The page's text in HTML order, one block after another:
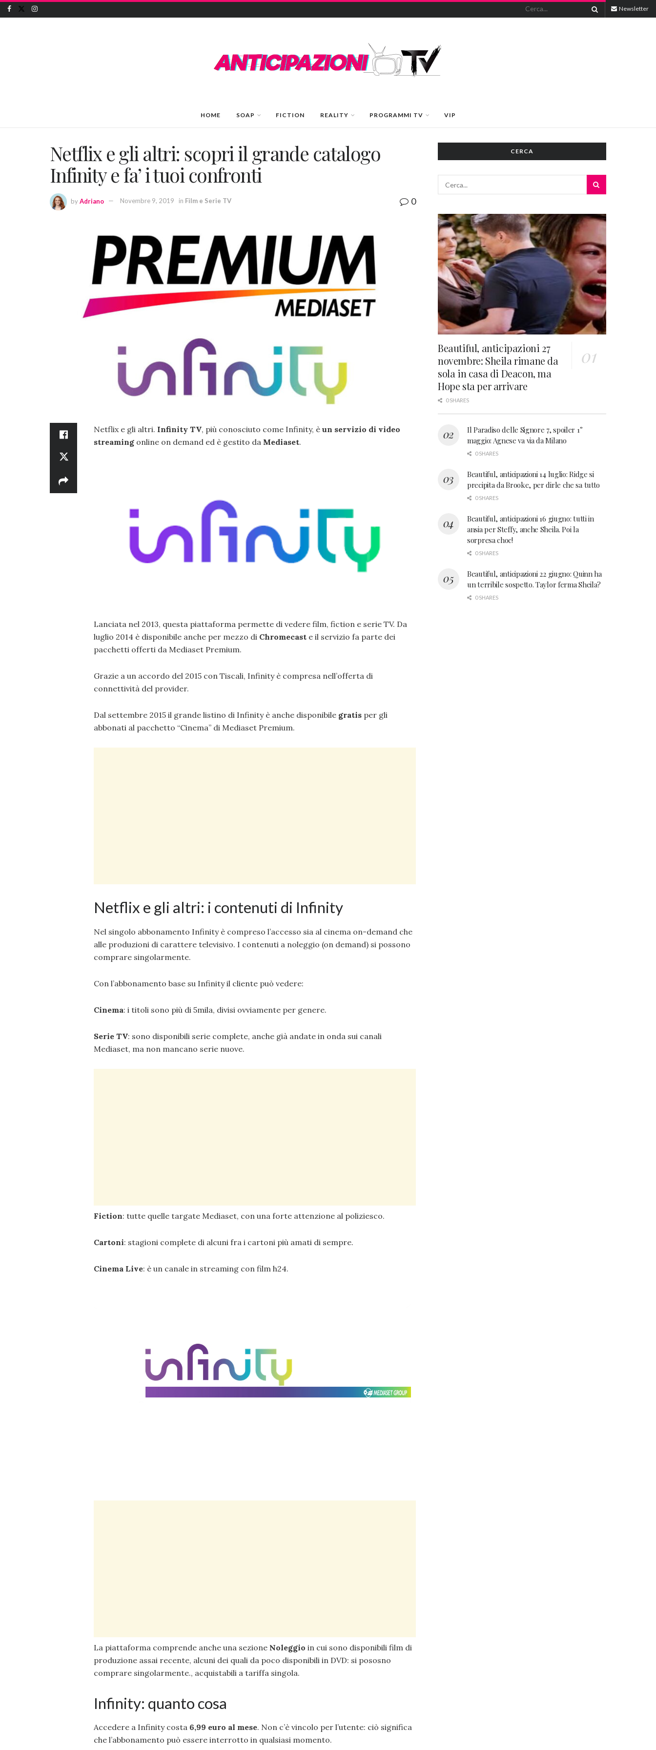
Newsletter
HOME SOAP FICTION REALITY PROGRAMMI TV VIP
Netflix e gli altri: scopri il grande catalogo
Infinity e fa’ i tuoi confronti
byAdriano Novembre 9, 2019 in Film e Serie TV 0
Netflix e gli altri. Infinity TV, più conosciuto come Infinity, è un servizio di video
streaming online on demand ed è gestito da Mediaset.
Lanciata nel 2013, questa piattaforma permette di vedere film, fiction e serie TV. Da
luglio 2014 è disponibile anche per mezzo di Chromecast e il servizio fa parte dei
pacchetti offerti da Mediaset Premium.
Grazie a un accordo del 2015 con Tiscali, Infinity è compresa nell’offerta di
connettività del provider.
Dal settembre 2015 il grande listino di Infinity è anche disponibile gratis per gli
abbonati al pacchetto “Cinema” di Mediaset Premium.
Netflix e gli altri: i contenuti di Infinity
Nel singolo abbonamento Infinity è compreso l’accesso sia al cinema on-demand che
alle produzioni di carattere televisivo. I contenuti a noleggio (on demand) si possono
comprare singolarmente.
Con l’abbonamento base su Infinity il cliente può vedere:
Cinema: i titoli sono più di 5mila, divisi ovviamente per genere.
Serie TV: sono disponibili serie complete, anche già andate in onda sui canali
Mediaset, ma non mancano serie nuove.
Fiction: tutte quelle targate Mediaset, con una forte attenzione al poliziesco.
Cartoni: stagioni complete di alcuni fra i cartoni più amati di sempre.
Cinema Live: è un canale in streaming con film h24.
La piattaforma comprende anche una sezione Noleggio in cui sono disponibili film di
produzione assai recente, alcuni dei quali da poco disponibili in DVD: si pososno
comprare singolarmente., acquistabili a tariffa singola.
Infinity: quanto cosa
Accedere a Infinity costa 6,99 euro al mese. Non c’è vincolo per l’utente: ciò significa
che l’abbonamento può essere interrotto in qualsiasi momento.
CERCA
Beautiful, anticipazioni 27
novembre: Sheila rimane da
sola in casa di Deacon, ma
Hope sta per arrivare
0 SHARES
Il Paradiso delle Signore 7, spoiler 1°
maggio: Agnese va via da Milano
0 SHARES
Beautiful, anticipazioni 14 luglio: Ridge si
precipita da Brooke, per dirle che sa tutto
0 SHARES
Beautiful, anticipazioni 16 giugno: tutti in
ansia per Steffy, anche Sheila. Poi la
sorpresa choc!
0 SHARES
Beautiful, anticipazioni 22 giugno: Quinn ha
un terribile sospetto. Taylor ferma Sheila?
0 SHARES